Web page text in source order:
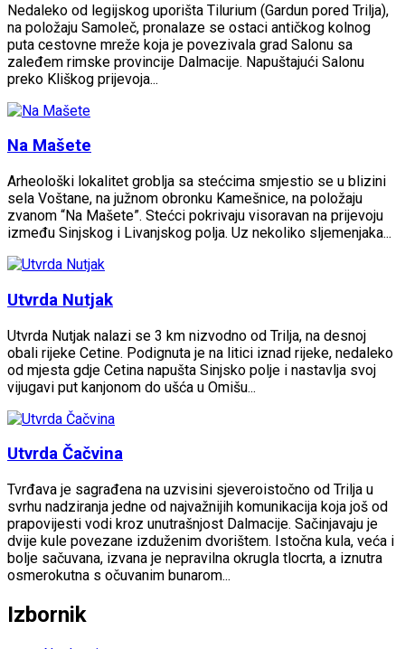
Nedaleko od legijskog uporišta Tilurium (Gardun pored Trilja),
na položaju Samoleč, pronalaze se ostaci antičkog kolnog
puta cestovne mreže koja je povezivala grad Salonu sa
zaleđem rimske provincije Dalmacije. Napuštajući Salonu
preko Kliškog prijevoja...
Na Mašete
Arheološki lokalitet groblja sa stećcima smjestio se u blizini
sela Voštane, na južnom obronku Kamešnice, na položaju
zvanom “Na Mašete”. Stećci pokrivaju visoravan na prijevoju
između Sinjskog i Livanjskog polja. Uz nekoliko sljemenjaka...
Utvrda Nutjak
Utvrda Nutjak nalazi se 3 km nizvodno od Trilja, na desnoj
obali rijeke Cetine. Podignuta je na litici iznad rijeke, nedaleko
od mjesta gdje Cetina napušta Sinjsko polje i nastavlja svoj
vijugavi put kanjonom do ušća u Omišu...
Utvrda Čačvina
Tvrđava je sagrađena na uzvisini sjeveroistočno od Trilja u
svrhu nadziranja jedne od najvažnijih komunikacija koja još od
prapovijesti vodi kroz unutrašnjost Dalmacije. Sačinjavaju je
dvije kule povezane izduženim dvorištem. Istočna kula, veća i
bolje sačuvana, izvana je nepravilna okrugla tlocrta, a iznutra
osmerokutna s očuvanim bunarom...
Izbornik